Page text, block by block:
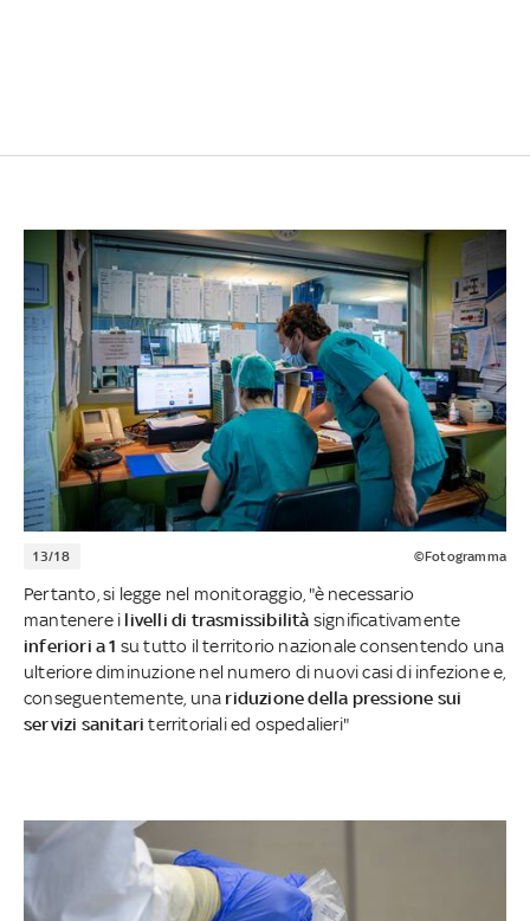
13/18 ©Fotogramma
Pertanto, si legge nel monitoraggio, "è necessario
mantenere i livelli di trasmissibilità significativamente
inferiori a 1 su tutto il territorio nazionale consentendo una
ulteriore diminuzione nel numero di nuovi casi di infezione e,
conseguentemente, una riduzione della pressione sui
servizi sanitari territoriali ed ospedalieri"